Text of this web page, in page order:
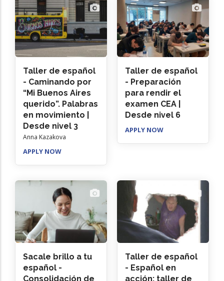
Taller de español
- Caminando por
“Mi Buenos Aires
querido”. Palabras
en movimiento |
Desde nivel 3
Anna Kazakova
APPLY NOW
Taller de español
- Preparación
para rendir el
examen CEA |
Desde nivel 6
APPLY NOW
Sacale brillo a tu
español -
Consolidación de
Taller de español
- Español en
acción: taller de